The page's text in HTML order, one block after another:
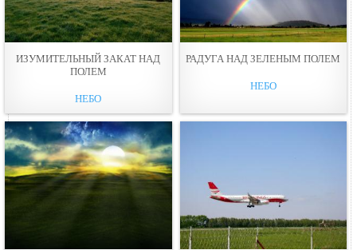
ИЗУМИТЕЛЬНЫЙ ЗАКАТ НАД
ПОЛЕМ
НЕБО
РАДУГА НАД ЗЕЛЕНЫМ ПОЛЕМ
НЕБО